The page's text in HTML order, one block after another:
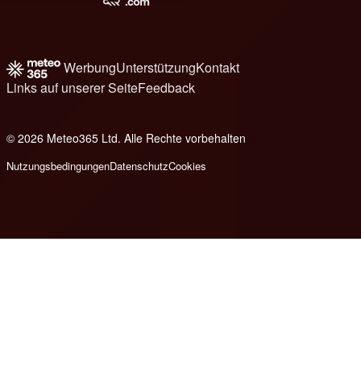
WerbungUnterstützungKontakt
Links auf unserer SeiteFeedback
© 2026 Meteo365 Ltd. Alle Rechte vorbehalten
NutzungsbedingungenDatenschutzCookies